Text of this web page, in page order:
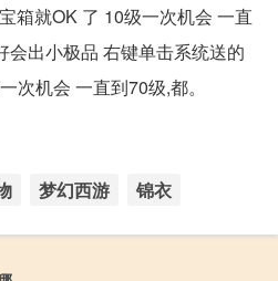
箱就OK 了 10级一次机会 一直
会出小极品 右键单击系统送的
次机会 一直到70级,都。
梦幻西游 锦衣